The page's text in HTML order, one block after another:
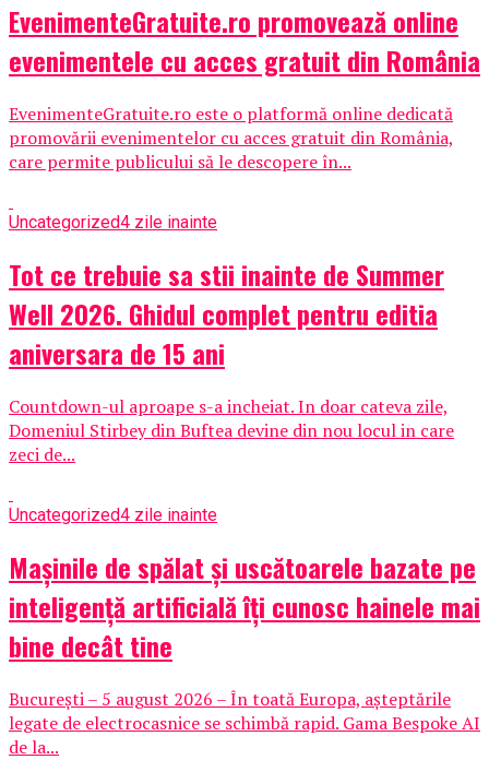
EvenimenteGratuite.ro promovează online
evenimentele cu acces gratuit din România
EvenimenteGratuite.ro este o platformă online dedicată
promovării evenimentelor cu acces gratuit din România,
care permite publicului să le descopere în...
Uncategorized4 zile inainte
Tot ce trebuie sa stii inainte de Summer
Well 2026. Ghidul complet pentru editia
aniversara de 15 ani
Countdown-ul aproape s-a incheiat. In doar cateva zile,
Domeniul Stirbey din Buftea devine din nou locul in care
zeci de...
Uncategorized4 zile inainte
Mașinile de spălat și uscătoarele bazate pe
inteligență artificială îți cunosc hainele mai
bine decât tine
București – 5 august 2026 – În toată Europa, așteptările
legate de electrocasnice se schimbă rapid. Gama Bespoke AI
de la...